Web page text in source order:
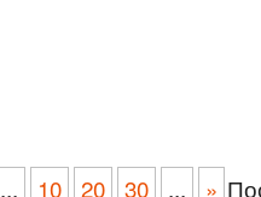
... 10 20 30 ... »